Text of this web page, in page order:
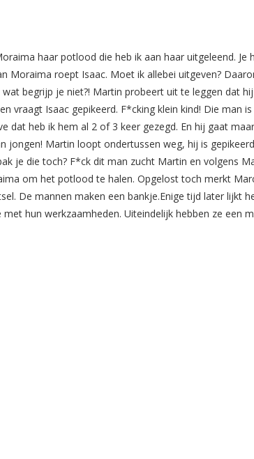
haar potlood die heb ik aan haar uitgeleend. Je
Moraima roept Isaac. Moet ik allebei uitgeven?
begrijp je niet?! Martin probeert uit te leggen dat
vraagt Isaac gepikeerd. F*cking klein kind! Die man
dat heb ik hem al 2 of 3 keer gezegd. En hij gaat
jongen! Martin loopt ondertussen weg, hij is
je die toch? F*ck dit man zucht Martin en volgens
om het potlood te halen. Opgelost toch merkt
De mannen maken een bankje.Enige tijd later lijkt
hun werkzaamheden. Uiteindelijk hebben ze een